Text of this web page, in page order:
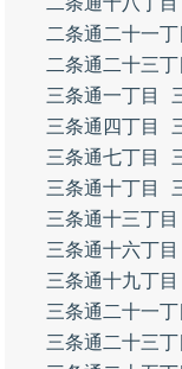
二条通二十一丁
二条通二十三丁
三条通一丁目
三条通四丁目
三条通七丁目
三条通十丁目
三条通十三丁目
三条通十六丁目
三条通十九丁目
三条通二十一丁
三条通二十三丁